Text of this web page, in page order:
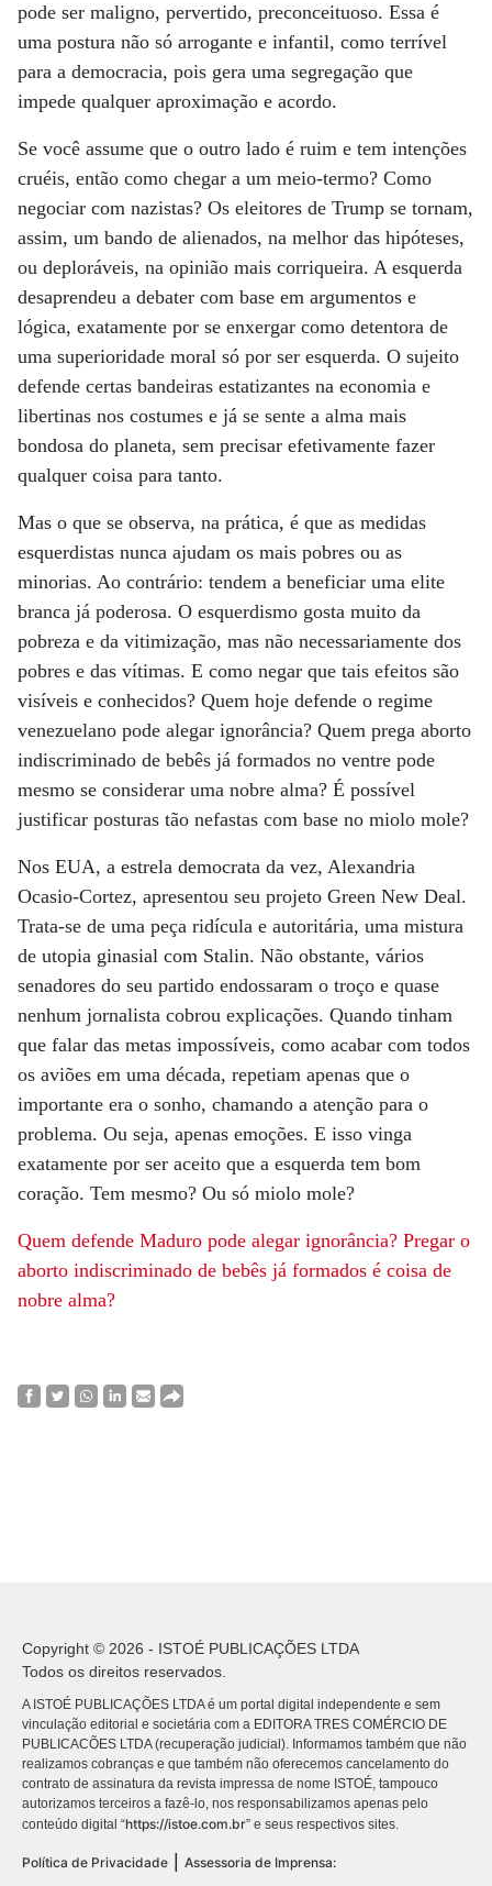
pode ser maligno, pervertido, preconceituoso. Essa é
uma postura não só arrogante e infantil, como terrível
para a democracia, pois gera uma segregação que
impede qualquer aproximação e acordo.
Se você assume que o outro lado é ruim e tem intenções
cruéis, então como chegar a um meio-termo? Como
negociar com nazistas? Os eleitores de Trump se tornam,
assim, um bando de alienados, na melhor das hipóteses,
ou deploráveis, na opinião mais corriqueira. A esquerda
desaprendeu a debater com base em argumentos e
lógica, exatamente por se enxergar como detentora de
uma superioridade moral só por ser esquerda. O sujeito
defende certas bandeiras estatizantes na economia e
libertinas nos costumes e já se sente a alma mais
bondosa do planeta, sem precisar efetivamente fazer
qualquer coisa para tanto.
Mas o que se observa, na prática, é que as medidas
esquerdistas nunca ajudam os mais pobres ou as
minorias. Ao contrário: tendem a beneficiar uma elite
branca já poderosa. O esquerdismo gosta muito da
pobreza e da vitimização, mas não necessariamente dos
pobres e das vítimas. E como negar que tais efeitos são
visíveis e conhecidos? Quem hoje defende o regime
venezuelano pode alegar ignorância? Quem prega aborto
indiscriminado de bebês já formados no ventre pode
mesmo se considerar uma nobre alma? É possível
justificar posturas tão nefastas com base no miolo mole?
Nos EUA, a estrela democrata da vez, Alexandria
Ocasio-Cortez, apresentou seu projeto Green New Deal.
Trata-se de uma peça ridícula e autoritária, uma mistura
de utopia ginasial com Stalin. Não obstante, vários
senadores do seu partido endossaram o troço e quase
nenhum jornalista cobrou explicações. Quando tinham
que falar das metas impossíveis, como acabar com todos
os aviões em uma década, repetiam apenas que o
importante era o sonho, chamando a atenção para o
problema. Ou seja, apenas emoções. E isso vinga
exatamente por ser aceito que a esquerda tem bom
coração. Tem mesmo? Ou só miolo mole?
Quem defende Maduro pode alegar ignorância? Pregar o
aborto indiscriminado de bebês já formados é coisa de
nobre alma?
Copyright © 2026 - ISTOÉ PUBLICAÇÕES LTDA
Todos os direitos reservados.
A ISTOÉ PUBLICAÇÕES LTDA é um portal digital independente e sem
vinculação editorial e societária com a EDITORA TRES COMÉRCIO DE
PUBLICACÕES LTDA (recuperação judicial). Informamos também que não
realizamos cobranças e que também não oferecemos cancelamento do
contrato de assinatura da revista impressa de nome ISTOÉ, tampouco
autorizamos terceiros a fazê-lo, nos responsabilizamos apenas pelo
conteúdo digital “https://istoe.com.br” e seus respectivos sites.
Política de Privacidade
Assessoria de Imprensa: